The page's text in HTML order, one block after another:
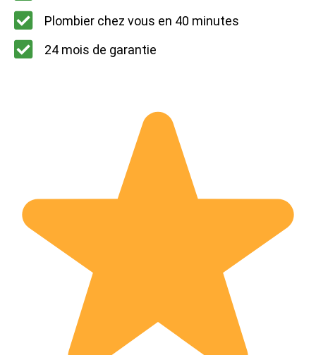
Plombier chez vous en 40 minutes
24 mois de garantie